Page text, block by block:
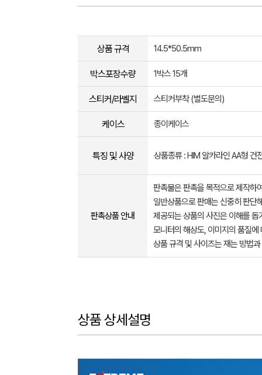
상품 규격 14.5*50.5mm
박스포장수량 1박스 15개
스티커/라벨지 스티커부착 (별도문의)
케이스 종이케이스
특징 및 사양 상품종류 : HIM 알카라인 AA형 건
판촉상품 안내
판촉물은 판촉을 목적으로 제작하
일반상품으로 판매는 신중히 판단
제공되는 상품의 사진은 이해를
모니터의 해상도, 이미지의 품질
상품 규격 및 사이즈는 재는 방법
상품 상세설명